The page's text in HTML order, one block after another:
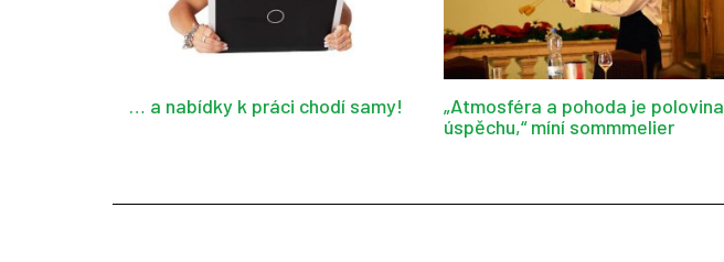
… a nabídky k práci chodí samy!
„Atmosféra a pohoda je polovina
úspěchu,“ míní sommmelier